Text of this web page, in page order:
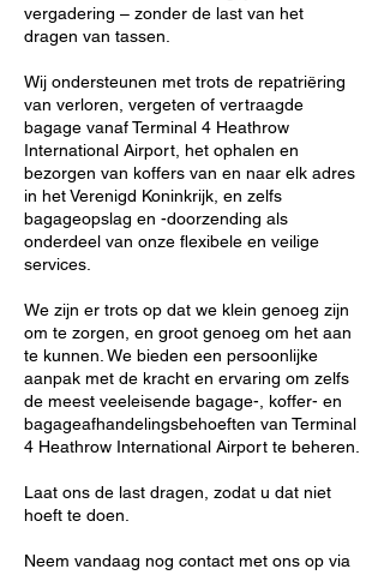
vergadering – zonder de last van het
dragen van tassen.
Wij ondersteunen met trots de repatriëring
van verloren, vergeten of vertraagde
bagage vanaf Terminal 4 Heathrow
International Airport, het ophalen en
bezorgen van koffers van en naar elk adres
in het Verenigd Koninkrijk, en zelfs
bagageopslag en -doorzending als
onderdeel van onze flexibele en veilige
services.
We zijn er trots op dat we klein genoeg zijn
om te zorgen, en groot genoeg om het aan
te kunnen. We bieden een persoonlijke
aanpak met de kracht en ervaring om zelfs
de meest veeleisende bagage-, koffer- en
bagageafhandelingsbehoeften van Terminal
4 Heathrow International Airport te beheren.
Laat ons de last dragen, zodat u dat niet
hoeft te doen.
Neem vandaag nog contact met ons op via